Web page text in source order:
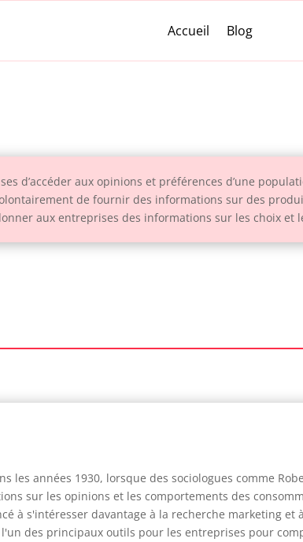
Accueil Blog
d’accéder aux opinions et préférences d’une
de fournir des informations sur des
aux entreprises des informations sur les choix et
années 1930, lorsque des sociologues comme
sur les opinions et les comportements des
à s'intéresser davantage à la recherche marketing
des principaux outils pour les entreprises pour